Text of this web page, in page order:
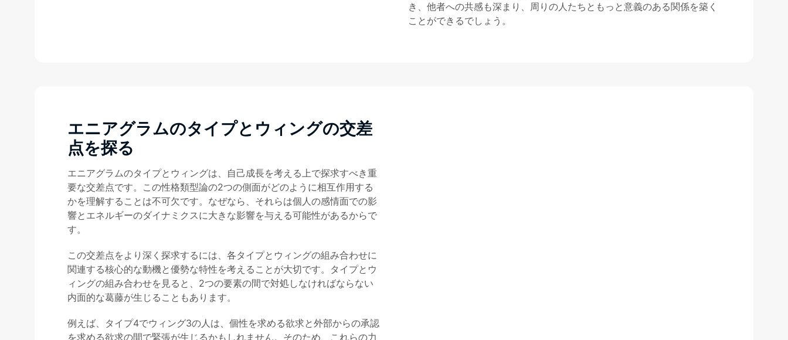
き、他者への共感も深まり、周りの人たちともっと意義のある関係を築く
ことができるでしょう。
エニアグラムのタイプとウィングの交差
点を探る
エニアグラムのタイプとウィングは、自己成長を考える上で探求すべき重
要な交差点です。この性格類型論の2つの側面がどのように相互作用する
かを理解することは不可欠です。なぜなら、それらは個人の感情面での影
響とエネルギーのダイナミクスに大きな影響を与える可能性があるからで
す。
この交差点をより深く探求するには、各タイプとウィングの組み合わせに
関連する核心的な動機と優勢な特性を考えることが大切です。タイプとウ
ィングの組み合わせを見ると、2つの要素の間で対処しなければならない
内面的な葛藤が生じることもあります。
例えば、タイプ4でウィング3の人は、個性を求める欲求と外部からの承認
を求める欲求の間で緊張が生じるかもしれません。そのため、これらの力